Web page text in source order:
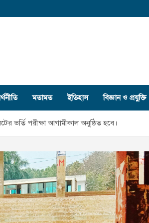
মতামত ইতিহাস বিজ্ঞান ও প্রযুক্তি
ভর্তি পরীক্ষা আগামীকাল অনুষ্ঠিত হবে।